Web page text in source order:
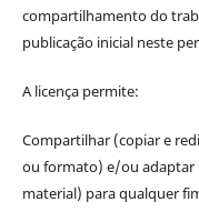
compartilhamento do
publicação inicial neste
A licença permite:
Compartilhar (copiar e
ou formato) e/ou adaptar
material) para qualquer